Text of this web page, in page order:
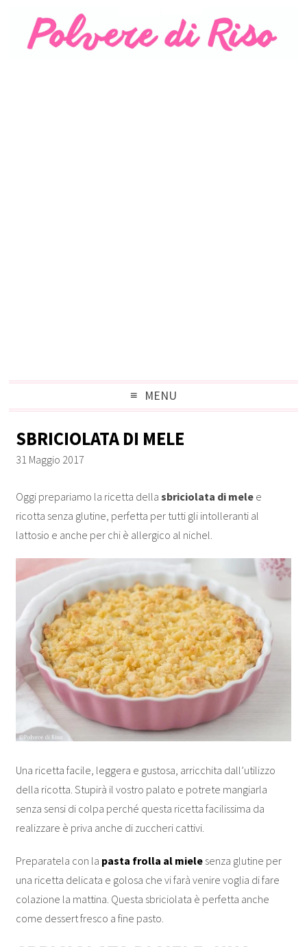
MENU
SBRICIOLATA DI MELE
31 Maggio 2017
Oggi prepariamo la ricetta dellasbriciolata di mele e
ricotta senza glutine, perfetta per tutti gli intolleranti al
lattosio e anche per chi è allergico al nichel.
Una ricetta facile, leggera e gustosa, arricchita dall’utilizzo
della ricotta. Stupirà il vostro palato e potrete mangiarla
senza sensi di colpa perché questa ricetta facilissima da
realizzare è priva anche di zuccheri cattivi.
Preparatela con la pasta frolla al miele senza glutine per
una ricetta delicata e golosa che vi farà venire voglia di fare
colazione la mattina. Questa sbriciolata è perfetta anche
come dessert fresco a fine pasto.